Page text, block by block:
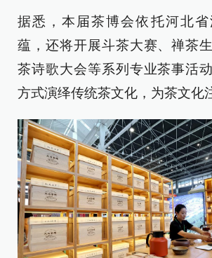
据悉，本届茶博会依托河北
蕴，还将开展斗茶大赛、禅茶
茶诗歌大会等系列专业茶事活
方式演绎传统茶文化，为茶文化